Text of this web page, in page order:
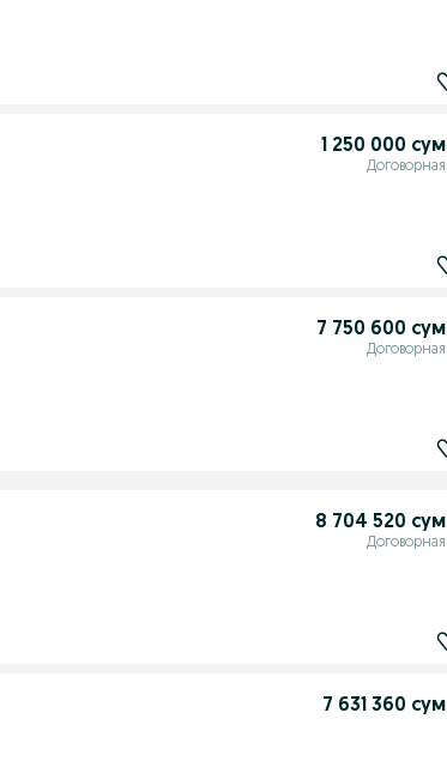
1 250 000 сум
Договорная
7 750 600 сум
Договорная
8 704 520 сум
Договорная
7 631 360 сум